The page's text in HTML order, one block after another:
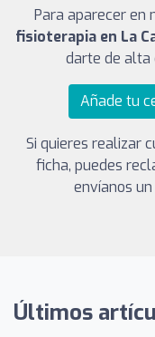
Para aparecer en
fisioterapia en La
darte de alta
Añade tu
Si quieres realizar
ficha, puedes
envíanos
Últimos